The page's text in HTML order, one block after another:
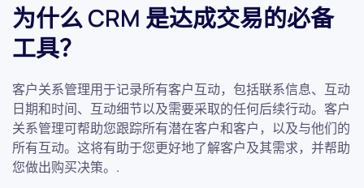
为什么 CRM 是达成交易的必备
工具？
客户关系管理用于记录所有客户互动，包括联系信息、互动
日期和时间、互动细节以及需要采取的任何后续行动。客户
关系管理可帮助您跟踪所有潜在客户和客户，以及与他们的
所有互动。这将有助于您更好地了解客户及其需求，并帮助
您做出购买决策。.